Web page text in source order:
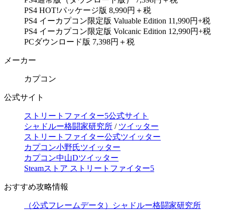
PS4 HOT!パッケージ版 8,990円＋税
PS4 イーカプコン限定版 Valuable Edition 11,990円+税
PS4 イーカプコン限定版 Volcanic Edition 12,990円+税
PCダウンロード版 7,398円＋税
メーカー
カプコン
公式サイト
ストリートファイター5公式サイト
シャドルー格闘家研究所 / ツイッター
ストリートファイター公式ツイッター
カプコン小野氏ツイッター
カプコン中山Dツイッター
Steamストア ストリートファイター5
おすすめ攻略情報
（公式フレームデータ）シャドルー格闘家研究所